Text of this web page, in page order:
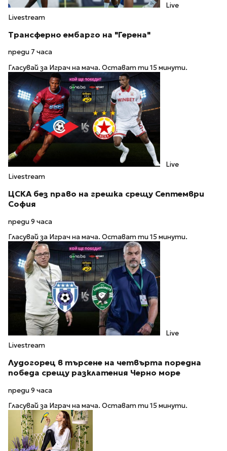
Live
Livestream
Трансферно ембарго на "Герена"
преди 7 часа
Гласувай за Играч на мача. Остават ти 15 минути.
Live
Livestream
ЦСКА без право на грешка срещу Септември
София
преди 9 часа
Гласувай за Играч на мача. Остават ти 15 минути.
Live
Livestream
Лудогорец в търсене на четвърта поредна
победа срещу разклатения Черно море
преди 9 часа
Гласувай за Играч на мача. Остават ти 15 минути.